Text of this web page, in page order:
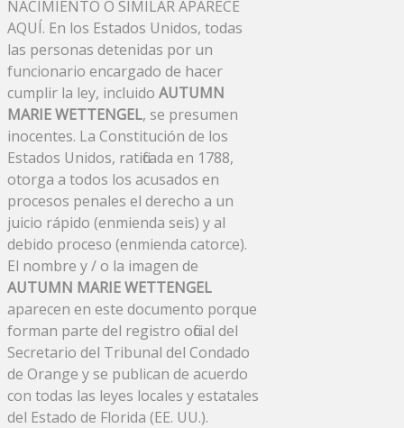
NACIMIENTO O SIMILAR APARECE
AQUÍ. En los Estados Unidos, todas
las personas detenidas por un
funcionario encargado de hacer
cumplir la ley, incluido AUTUMN
MARIE WETTENGEL, se presumen
inocentes. La Constitución de los
Estados Unidos, ratificada en 1788,
otorga a todos los acusados ​​en
procesos penales el derecho a un
juicio rápido (enmienda seis) y al
debido proceso (enmienda catorce).
El nombre y / o la imagen de
AUTUMN MARIE WETTENGEL
aparecen en este documento porque
forman parte del registro oficial del
Secretario del Tribunal del Condado
de Orange y se publican de acuerdo
con todas las leyes locales y estatales
del Estado de Florida (EE. UU.).